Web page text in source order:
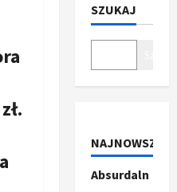
SZUKAJ
NAJNOWSZE
Absurdaln